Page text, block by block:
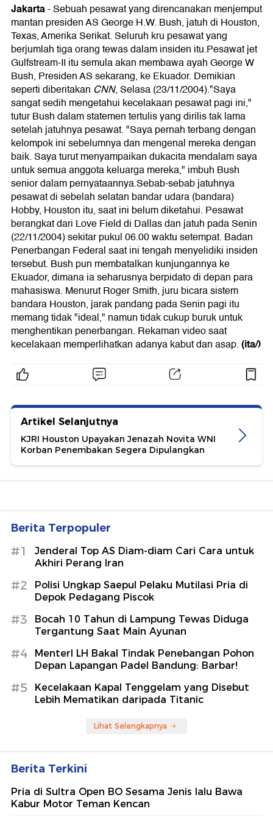
Jakarta-Sebuah pesawat yang direncanakan menjemput
mantan presiden AS George H.W. Bush, jatuh di Houston,
Texas, Amerika Serikat. Seluruh kru pesawat yang
berjumlah tiga orang tewas dalam insiden itu.Pesawat jet
Gulfstream-II itu semula akan membawa ayah George W
Bush, Presiden AS sekarang, ke Ekuador. Demikian
seperti diberitakan CNN, Selasa (23/11/2004)."Saya
sangat sedih mengetahui kecelakaan pesawat pagi ini,"
tutur Bush dalam statemen tertulis yang dirilis tak lama
setelah jatuhnya pesawat. "Saya pernah terbang dengan
kelompok ini sebelumnya dan mengenal mereka dengan
baik. Saya turut menyampaikan dukacita mendalam saya
untuk semua anggota keluarga mereka," imbuh Bush
senior dalam pernyataannya.Sebab-sebab jatuhnya
pesawat di sebelah selatan bandar udara (bandara)
Hobby, Houston itu, saat ini belum diketahui. Pesawat
berangkat dari Love Field di Dallas dan jatuh pada Senin
(22/11/2004) sekitar pukul 06.00 waktu setempat. Badan
Penerbangan Federal saat ini tengah menyelidiki insiden
tersebut. Bush pun membatalkan kunjungannya ke
Ekuador, dimana ia seharusnya berpidato di depan para
mahasiswa. Menurut Roger Smith, juru bicara sistem
bandara Houston, jarak pandang pada Senin pagi itu
memang tidak "ideal," namun tidak cukup buruk untuk
menghentikan penerbangan. Rekaman video saat
kecelakaan memperlihatkan adanya kabut dan asap.(ita/)
Artikel Selanjutnya
KJRI Houston Upayakan Jenazah Novita WNI
Korban Penembakan Segera Dipulangkan
Berita Terpopuler
#1
Jenderal Top AS Diam-diam Cari Cara untuk
Akhiri Perang Iran
#2
Polisi Ungkap Saepul Pelaku Mutilasi Pria di
Depok Pedagang Piscok
#3
Bocah 10 Tahun di Lampung Tewas Diduga
Tergantung Saat Main Ayunan
#4
MenterI LH Bakal Tindak Penebangan Pohon
Depan Lapangan Padel Bandung: Barbar!
#5
Kecelakaan Kapal Tenggelam yang Disebut
Lebih Mematikan daripada Titanic
Lihat Selengkapnya
Berita Terkini
Pria di Sultra Open BO Sesama Jenis lalu Bawa
Kabur Motor Teman Kencan